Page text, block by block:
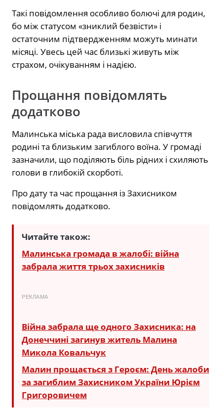
Такі повідомлення особливо болючі для родин,
бо між статусом «зниклий безвісти» і
остаточним підтвердженням можуть минати
місяці. Увесь цей час близькі живуть між
страхом, очікуванням і надією.
Прощання повідомлять
додатково
Малинська міська рада висловила співчуття
родині та близьким загиблого воїна. У громаді
зазначили, що поділяють біль рідних і схиляють
голови в глибокій скорботі.
Про дату та час прощання із Захисником
повідомлять додатково.
Читайте також:
Малинська громада в жалобі: війна
забрала життя трьох захисників
РЕКЛАМА
Війна забрала ще одного Захисника: на
Донеччині загинув житель Малина
Микола Ковальчук
Малин прощається з Героєм: День жалоби
за загиблим Захисником України Юрієм
Григоровичем